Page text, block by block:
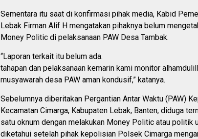
Sementara itu saat di konfirmasi pihak media, Kabid
Lebak Firman Alif H mengatakan pihaknya belum
Money Politic di pelaksanaan PAW Desa Tambak.
“Laporan terkait itu belum ada.
tahapan dan pelaksanaan kemarin kami monitor
musyawarah desa PAW aman kondusif,” katanya.
Sebelumnya diberitakan Pergantian Antar Waktu (PAW)
Kecamatan Cimarga, Kabupaten Lebak, Banten, diduga
satu oknum dengan melakukan Money Politic atau politik
diketahui setelah pihak kepolisian Polsek Cimarga